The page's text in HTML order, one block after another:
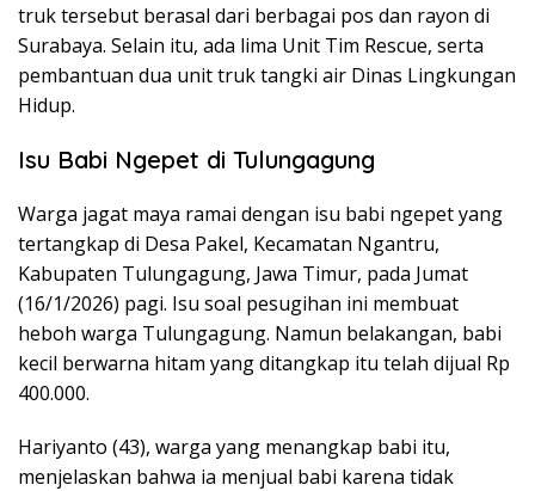
truk tersebut berasal dari berbagai pos dan rayon di
Surabaya. Selain itu, ada lima Unit Tim Rescue, serta
pembantuan dua unit truk tangki air Dinas Lingkungan
Hidup.
Isu Babi Ngepet di Tulungagung
Warga jagat maya ramai dengan isu babi ngepet yang
tertangkap di Desa Pakel, Kecamatan Ngantru,
Kabupaten Tulungagung, Jawa Timur, pada Jumat
(16/1/2026) pagi. Isu soal pesugihan ini membuat
heboh warga Tulungagung. Namun belakangan, babi
kecil berwarna hitam yang ditangkap itu telah dijual Rp
400.000.
Hariyanto (43), warga yang menangkap babi itu,
menjelaskan bahwa ia menjual babi karena tidak